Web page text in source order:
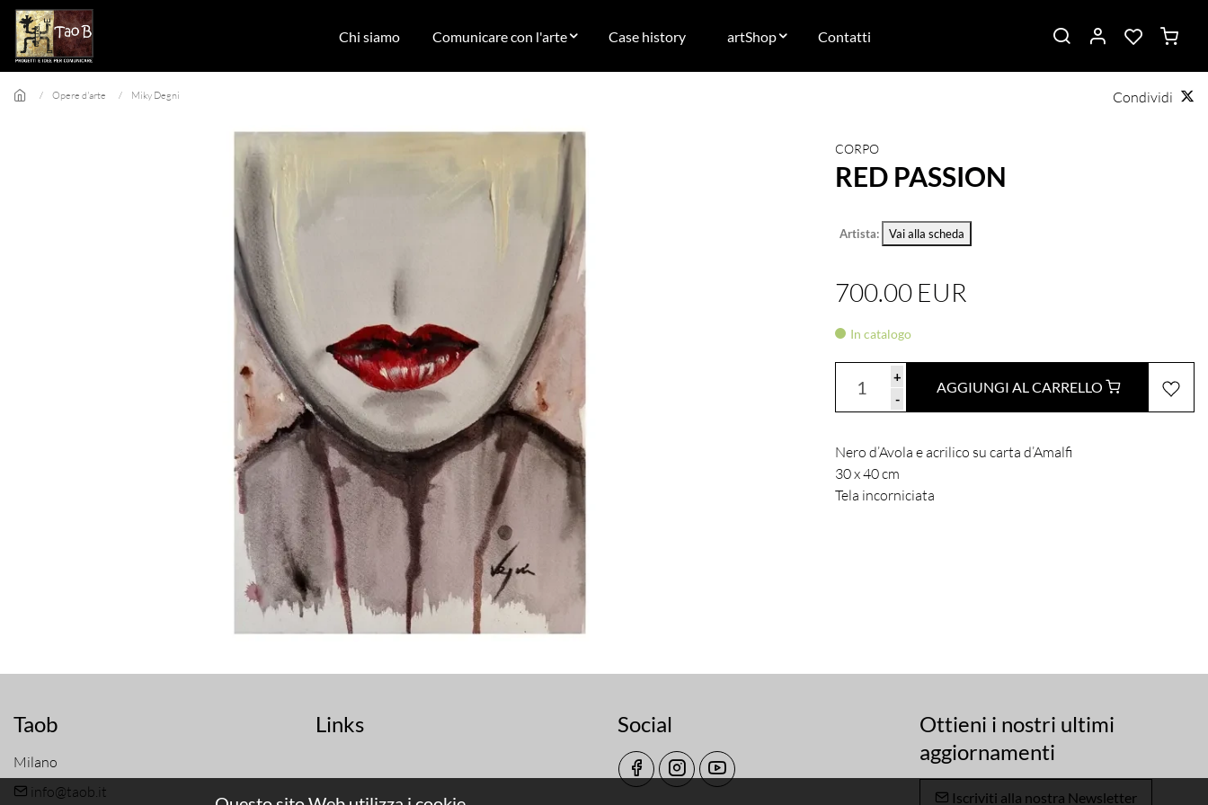
Skip to main content
Chi siamo Comunicare con l'arte Case history artShop Contatti
Condividi
Opere d'arte Miky Degni
CORPO
RED PASSION
Artista: Vai alla scheda
700.00 EUR
In catalogo
+
-
AGGIUNGI AL CARRELLO
Nero d’Avola e acrilico su carta d’Amalfi
30 x 40 cm
Tela incorniciata
Taob
Milano
info@taob.it
Links Social
Ottieni i nostri ultimi
aggiornamenti
Iscriviti alla nostra Newsletter